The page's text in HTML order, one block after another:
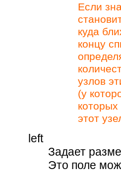
Если
куда
концу
узлов
(у
этот
left
Задает
Это поле